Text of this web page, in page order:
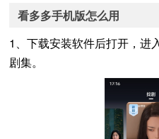
看多多手机版怎么用
1、下载安装软件后打开，进
剧集。